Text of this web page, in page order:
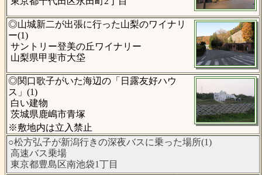
◎山城新二が出張に行った山梨のワイナリ
ー(1)
サントリー登美の丘ワイナリー
山梨県甲斐市大垈
◎関口歌子がいた海辺の「日露友好ハウ
ス」(1)
白い建物
茨城県鹿嶋市青塚
※敷地内は立入禁止
○松方弘子が新潟行きの深夜バスに乗った場所(1)
高速バス乗場
東京都豊島区南池袋1丁目